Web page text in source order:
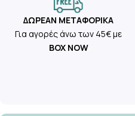
ΔΩΡΕΆΝ ΜΕΤΑΦΟΡΙΚΆ
Για αγορές άνω των 45€ με
BOX NOW